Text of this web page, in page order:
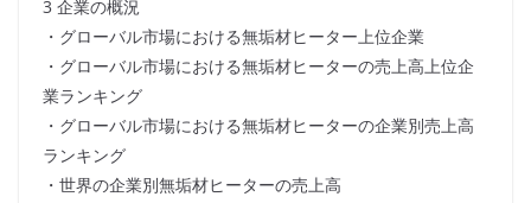
3 企業の概況
・グローバル市場における無垢材ヒーター上位企業
・グローバル市場における無垢材ヒーターの売上高上位企
業ランキング
・グローバル市場における無垢材ヒーターの企業別売上高
ランキング
・世界の企業別無垢材ヒーターの売上高